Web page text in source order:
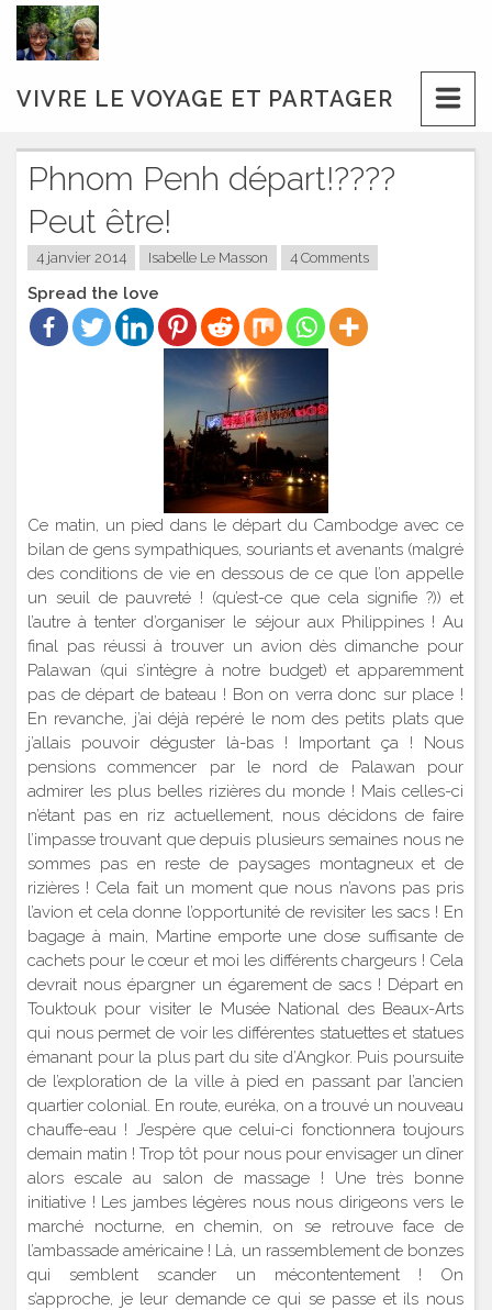
Skip
content
VIVRE LE VOYAGE ET PARTAGER
Phnom Penh départ!????
Peut être!
4 janvier 2014 Isabelle Le Masson 4 Comments
Spread the love
Ce matin, un pied dans le départ du Cambodge avec ce
bilan de gens sympathiques, souriants et avenants (malgré
des conditions de vie en dessous de ce que l’on appelle
un seuil de pauvreté ! (qu’est-ce que cela signifie ?)) et
l’autre à tenter d’organiser le séjour aux Philippines ! Au
final pas réussi à trouver un avion dès dimanche pour
Palawan (qui s’intègre à notre budget) et apparemment
pas de départ de bateau ! Bon on verra donc sur place !
En revanche, j’ai déjà repéré le nom des petits plats que
j’allais pouvoir déguster là-bas ! Important ça ! Nous
pensions commencer par le nord de Palawan pour
admirer les plus belles rizières du monde ! Mais celles-ci
n’étant pas en riz actuellement, nous décidons de faire
l’impasse trouvant que depuis plusieurs semaines nous ne
sommes pas en reste de paysages montagneux et de
rizières ! Cela fait un moment que nous n’avons pas pris
l’avion et cela donne l’opportunité de revisiter les sacs ! En
bagage à main, Martine emporte une dose suffisante de
cachets pour le cœur et moi les différents chargeurs ! Cela
devrait nous épargner un égarement de sacs ! Départ en
Touktouk pour visiter le Musée National des Beaux-Arts
qui nous permet de voir les différentes statuettes et statues
émanant pour la plus part du site d’Angkor. Puis poursuite
de l’exploration de la ville à pied en passant par l’ancien
quartier colonial. En route, euréka, on a trouvé un nouveau
chauffe-eau ! J’espère que celui-ci fonctionnera toujours
demain matin ! Trop tôt pour nous pour envisager un dîner
alors escale au salon de massage ! Une très bonne
initiative ! Les jambes légères nous nous dirigeons vers le
marché nocturne, en chemin, on se retrouve face de
l’ambassade américaine ! Là, un rassemblement de bonzes
qui semblent scander un mécontentement ! On
s’approche, je leur demande ce qui se passe et ils nous